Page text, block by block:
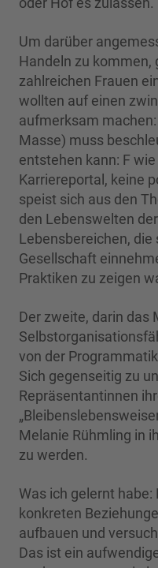
Um darüber
Handeln zu kommen,
zahlreichen Frauen
wollten auf einen
aufmerksam
Masse) muss
entstehen kann: F
Karriereportal, keine
speist sich aus den
den Lebenswelten
Lebensbereichen, die
Gesellschaft
Praktiken zu zeigen
Der zweite, darin das
von der
Sich gegenseitig zu
Repräsentantinnen
Melanie Rühmling in
zu werden.
Was ich gelernt habe:
konkreten
aufbauen und
Das ist ein